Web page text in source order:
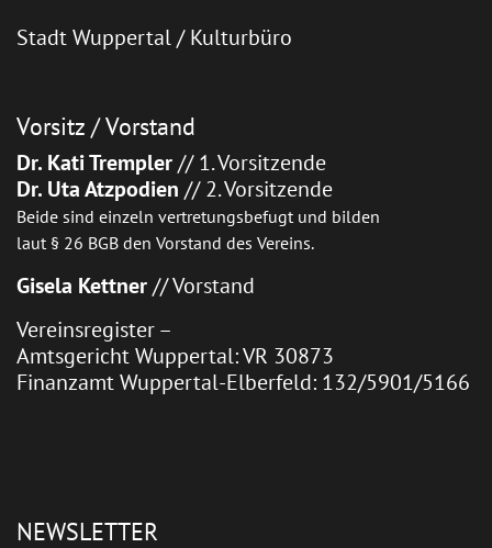
Stadt Wuppertal / Kulturbüro
Vorsitz / Vorstand
Dr. Kati Trempler// 1. Vorsitzende
Dr. Uta Atzpodien // 2. Vorsitzende
Beide sind einzeln vertretungsbefugt und bilden
laut § 26 BGB den Vorstand des Vereins.
Gisela Kettner// Vorstand
Vereinsregister –
Amtsgericht Wuppertal: VR 30873
Finanzamt Wuppertal-Elberfeld: 132/5901/5166
NEWSLETTER